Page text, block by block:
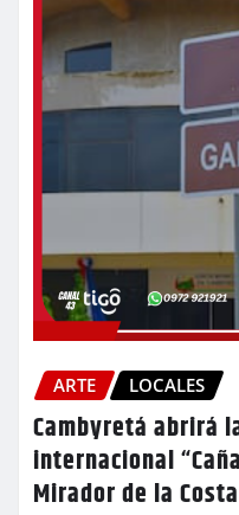
ARTE LOCALES
Cambyretá abrirá
internacional
Mirador de la